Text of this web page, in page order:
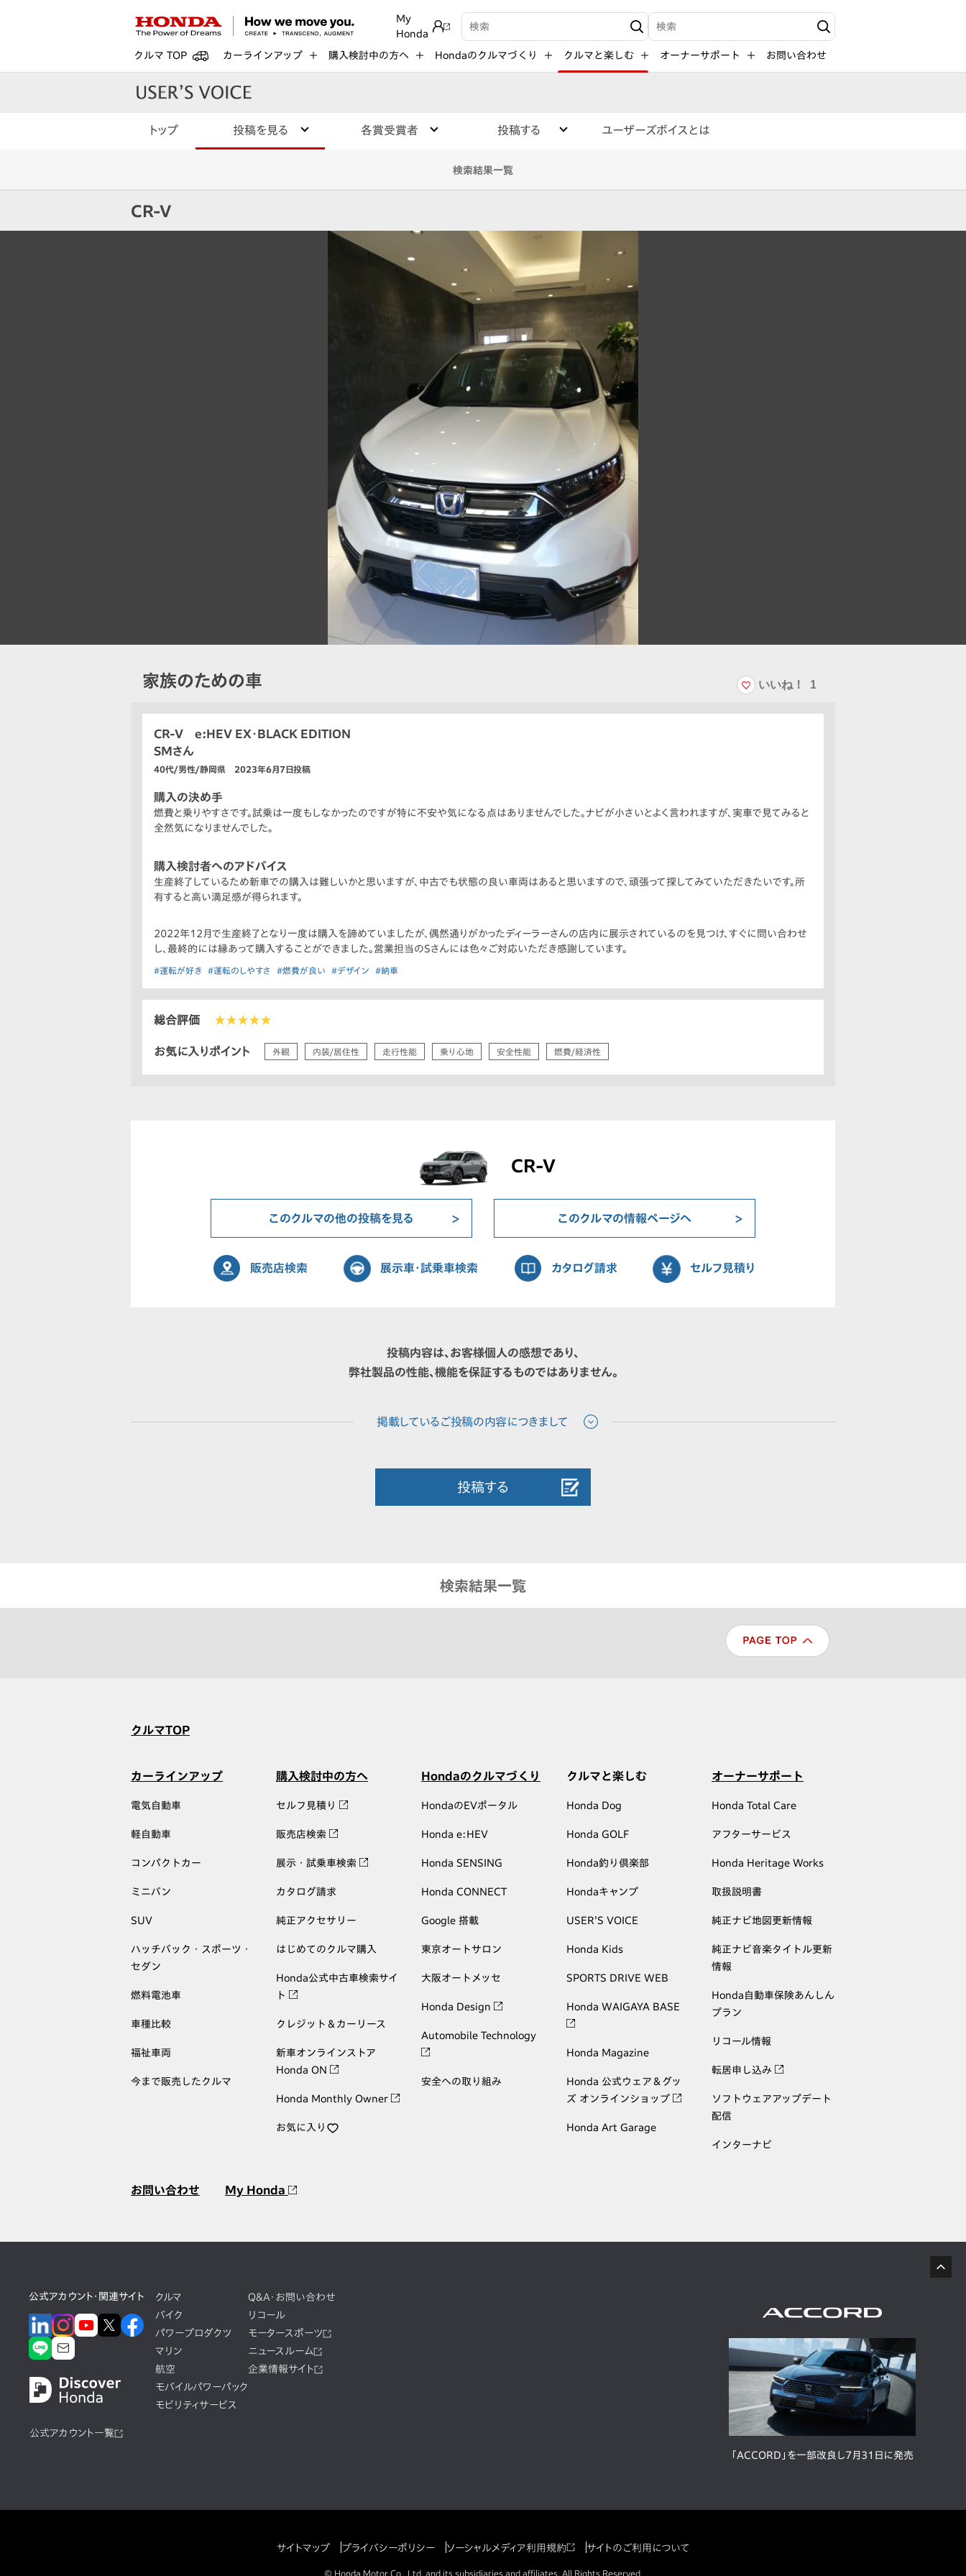
My
Honda
検索キーワード入力 検索キーワード入力
クルマ TOP カーラインアップ 購入検討中の方へ Hondaのクルマづくり クルマと楽しむ オーナーサポート お問い合わせ
トップ 投稿を見る 各賞受賞者 投稿する ユーザーズボイスとは
検索結果一覧
CR-V
家族のための車 いいね！ 1
CR-V e:HEV EX・BLACK EDITION
SMさん
40代/男性/静岡県 2023年6月7日投稿
購入の決め手
燃費と乗りやすさです。試乗は一度もしなかったのですが特に不安や気になる点はありませんでした。ナビが小さいとよく言われますが、実車で見てみると
全然気になりませんでした。
購入検討者へのアドバイス
生産終了しているため新車での購入は難しいかと思いますが、中古でも状態の良い車両はあると思いますので、頑張って探してみていただきたいです。所
有すると高い満足感が得られます。
2022年12月で生産終了となり一度は購入を諦めていましたが、偶然通りがかったディーラーさんの店内に展示されているのを見つけ、すぐに問い合わせ
し、最終的には縁あって購入することができました。営業担当のSさんには色々ご対応いただき感謝しています。
#運転が好き #運転のしやすさ #燃費が良い #デザイン #納車
総合評価 ★★★★★
お気に入りポイント 外観 内装/居住性 走行性能 乗り心地 安全性能 燃費/経済性
CR-V
このクルマの他の投稿を見る このクルマの情報ページへ
販売店検索 展示車・試乗車検索 カタログ請求 セルフ見積り
投稿内容は、お客様個人の感想であり、
弊社製品の性能、機能を保証するものではありません。
投稿する
検索結果一覧
クルマTOP
カーラインアップ
電気自動車
軽自動車
コンパクトカー
ミニバン
SUV
ハッチバック・スポーツ・
セダン
燃料電池車
車種比較
福祉車両
今まで販売したクルマ
購入検討中の方へ
セルフ見積り
販売店検索
展示・試乗車検索
カタログ請求
純正アクセサリー
はじめてのクルマ購入
Honda公式中古車検索サイ
ト
クレジット＆カーリース
新車オンラインストア
Honda ON
Honda Monthly Owner
お気に入り
Hondaのクルマづくり
HondaのEVポータル
Honda e:HEV
Honda SENSING
Honda CONNECT
Google 搭載
東京オートサロン
大阪オートメッセ
Honda Design
Automobile Technology
安全への取り組み
クルマと楽しむ
Honda Dog
Honda GOLF
Honda釣り倶楽部
Hondaキャンプ
USER'S VOICE
Honda Kids
SPORTS DRIVE WEB
Honda WAIGAYA BASE
Honda Magazine
Honda 公式ウェア＆グッ
ズ オンラインショップ
Honda Art Garage
オーナーサポート
Honda Total Care
アフターサービス
Honda Heritage Works
取扱説明書
純正ナビ地図更新情報
純正ナビ音楽タイトル更新
情報
Honda自動車保険あんしん
プラン
リコール情報
転居申し込み
ソフトウェアアップデート
配信
インターナビ
お問い合わせ My Honda
公式アカウント・関連サイト
公式アカウント一覧
クルマ
バイク
パワープロダクツ
マリン
航空
モバイルパワーパック
モビリティサービス
Q&A・お問い合わせ
リコール
モータースポーツ
ニュースルーム
企業情報サイト
「ACCORD」を一部改良し7月31日に発売
サイトマップ プライバシーポリシー ソーシャルメディア利用規約 サイトのご利用について
© Honda Motor Co., Ltd. and its subsidiaries and affiliates. All Rights Reserved.